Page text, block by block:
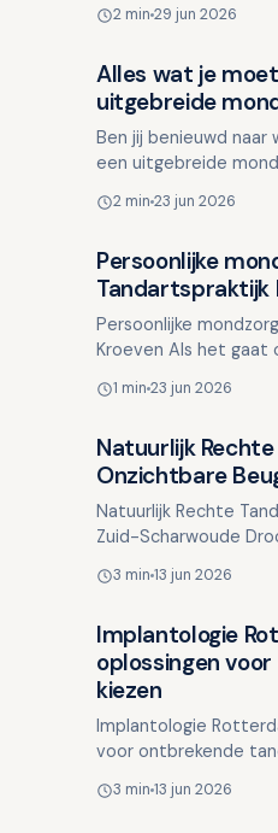
comfort en zelfvert…
2 min 29 jun 2026
Overig nieuws
Alles wat je
uitgebreide
Ben jij benieuwd
een uitgebreide
is…
2 min 23 jun 2026
Overig nieuws
Persoonlijke
Tandartspraktijk
Persoonlijke
Kroeven Als het gaat om mondgezondheid, is het
behande…
1 min 23 jun 2026
Overig nieuws
Natuurlijk
Onzichtbare
Natuurlijk Rechte
Zuid-Scharwoude
een tradi…
3 min 13 jun 2026
Overig nieuws
Implantologie
oplossingen
kiezen
Implantologie
voor ontbrekende
Het kan …
3 min 13 jun 2026